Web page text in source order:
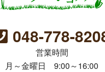
048-778-
営業時間
月～金曜日 9:00～16:00